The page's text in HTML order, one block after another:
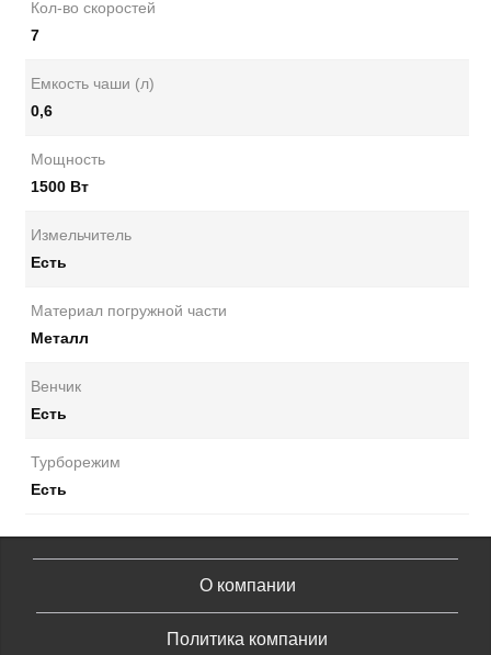
Кол-во скоростей
7
Емкость чаши (л)
0,6
Мощность
1500 Вт
Измельчитель
Есть
Материал погружной части
Металл
Венчик
Есть
Турборежим
Есть
О компании
Политика компании